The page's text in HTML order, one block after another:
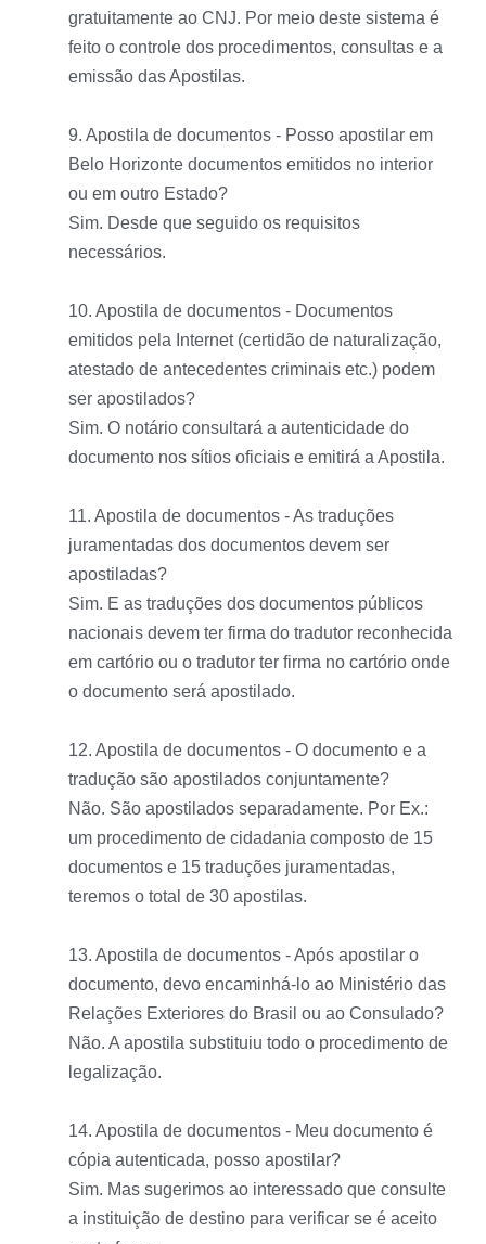
gratuitamente ao CNJ. Por meio deste sistema é
feito o controle dos procedimentos, consultas e a
emissão das Apostilas.
9. Apostila de documentos - Posso apostilar em
Belo Horizonte documentos emitidos no interior
ou em outro Estado?
Sim. Desde que seguido os requisitos
necessários.
10. Apostila de documentos - Documentos
emitidos pela Internet (certidão de naturalização,
atestado de antecedentes criminais etc.) podem
ser apostilados?
Sim. O notário consultará a autenticidade do
documento nos sítios oficiais e emitirá a Apostila.
11. Apostila de documentos - As traduções
juramentadas dos documentos devem ser
apostiladas?
Sim. E as traduções dos documentos públicos
nacionais devem ter firma do tradutor reconhecida
em cartório ou o tradutor ter firma no cartório onde
o documento será apostilado.
12. Apostila de documentos - O documento e a
tradução são apostilados conjuntamente?
Não. São apostilados separadamente. Por Ex.:
um procedimento de cidadania composto de 15
documentos e 15 traduções juramentadas,
teremos o total de 30 apostilas.
13. Apostila de documentos - Após apostilar o
documento, devo encaminhá-lo ao Ministério das
Relações Exteriores do Brasil ou ao Consulado?
Não. A apostila substituiu todo o procedimento de
legalização.
14. Apostila de documentos - Meu documento é
cópia autenticada, posso apostilar?
Sim. Mas sugerimos ao interessado que consulte
a instituição de destino para verificar se é aceito